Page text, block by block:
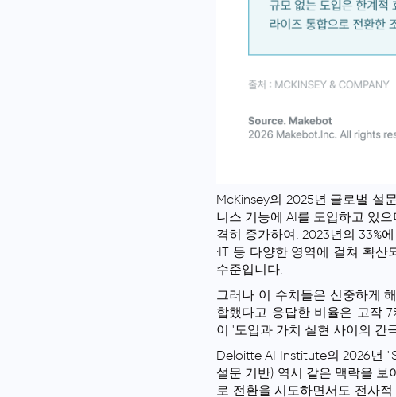
McKinsey의 2025년 글로벌 설
니스 기능에 AI를 도입하고 있
격히 증가하여, 2023년의 33%
·IT 등 다양한 영역에 걸쳐 확
수준입니다.
그러나 이 수치들은 신중하게
합했다고 응답한 비율은 고작
이 '도입과 가치 실현 사이의 간
Deloitte AI Institute의 2026년
설문 기반) 역시 같은 맥락을 보
로 전환을 시도하면서도 전사